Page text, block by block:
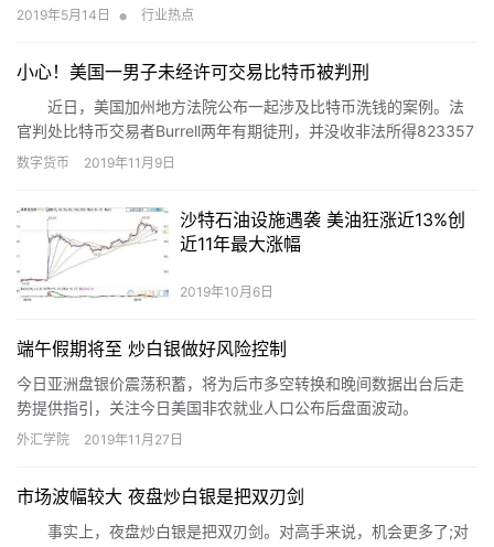
2019年5月14日 • 行业热点
小心！美国一男子未经许可交易比特币被判刑
近日，美国加州地方法院公布一起涉及比特币洗钱的案例。法
官判处比特币交易者Burrell两年有期徒刑，并没收非法所得823357
美元。因他从事无牌转账业务，并向超过1000名的美国客户出售比
数字货币 2019年11月9日
沙特石油设施遇袭 美油狂涨近13%创
近11年最大涨幅
2019年10月6日
端午假期将至 炒白银做好风险控制
今日亚洲盘银价震荡积蓄，将为后市多空转换和晚间数据出台后走
势提供指引，关注今日美国非农就业人口公布后盘面波动。
外汇学院 2019年11月27日
市场波幅较大 夜盘炒白银是把双刃剑
事实上，夜盘炒白银是把双刃剑。对高手来说，机会更多了;对